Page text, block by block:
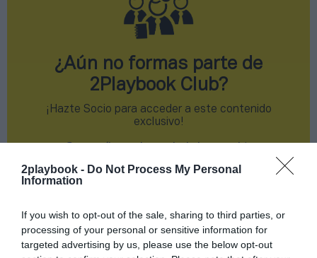
2playbook - Do Not Process My Personal
Information
If you wish to opt-out of the sale, sharing to third parties, or
processing of your personal or sensitive information for
targeted advertising by us, please use the below opt-out
¿Aún no formas parte de
2Playbook Club?
¡Hazte Socio para acceder a este contenido
exclusivo!
Compartir
Imprimir